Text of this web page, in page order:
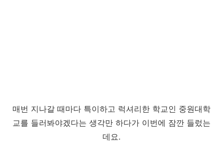
매번 지나갈 때마다 특이하고 럭셔리한 학교인 중원대학
교를 들러봐야겠다는 생각만 하다가 이번에 잠깐 들렀는
데요.